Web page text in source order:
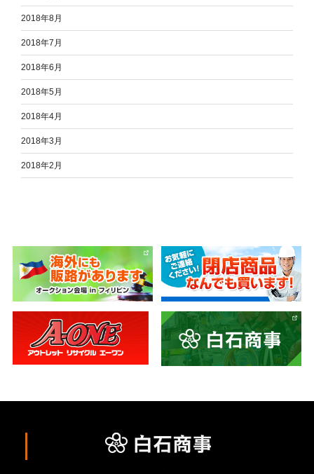
2018年8月
2018年7月
2018年6月
2018年5月
2018年4月
2018年3月
2018年2月